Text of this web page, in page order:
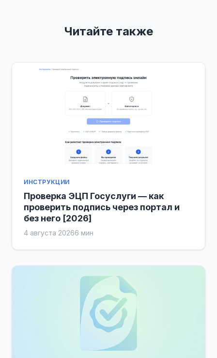
Читайте также
ИНСТРУКЦИИ
Проверка ЭЦП Госуслуги — как
проверить подпись через портал и
без него [2026]
4 августа 20266 мин